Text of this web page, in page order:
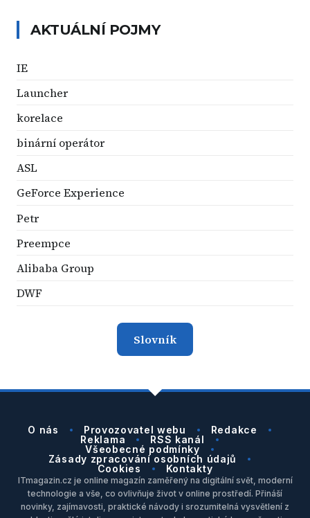
AKTUÁLNÍ POJMY
IE
Launcher
korelace
binární operátor
ASL
GeForce Experience
Petr
Preempce
Alibaba Group
DWF
Slovník
O nás Provozovatel webu
Redakce
Reklama
RSS kanál
Všeobecné podmínky
Zásady zpracování osobních údajů
Cookies
Kontakty
ITmagazin.cz je online magazín zaměřený na digitální svět, moderní
technologie a vše, co ovlivňuje život v online prostředí. Přináší
novinky, zajímavosti, praktické návody i srozumitelná vysvětlení z